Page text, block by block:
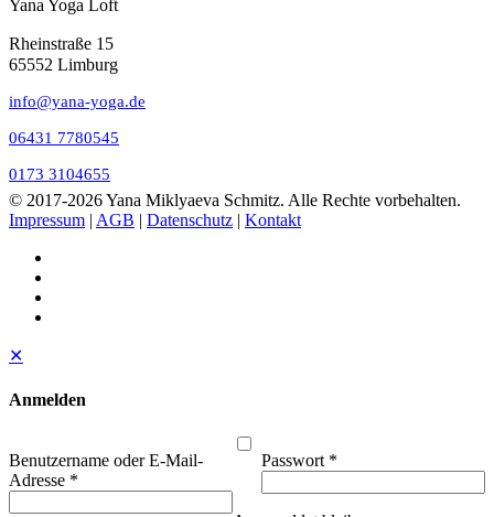
Yana Yoga Loft
Rheinstraße 15
65552 Limburg
info@yana-yoga.de
06431 7780545
0173 3104655
© 2017-2026 Yana Miklyaeva Schmitz. Alle Rechte vorbehalten.
Impressum | AGB | Datenschutz | Kontakt
✕
Anmelden
Benutzername oder E-Mail-
Adresse *
Passwort *